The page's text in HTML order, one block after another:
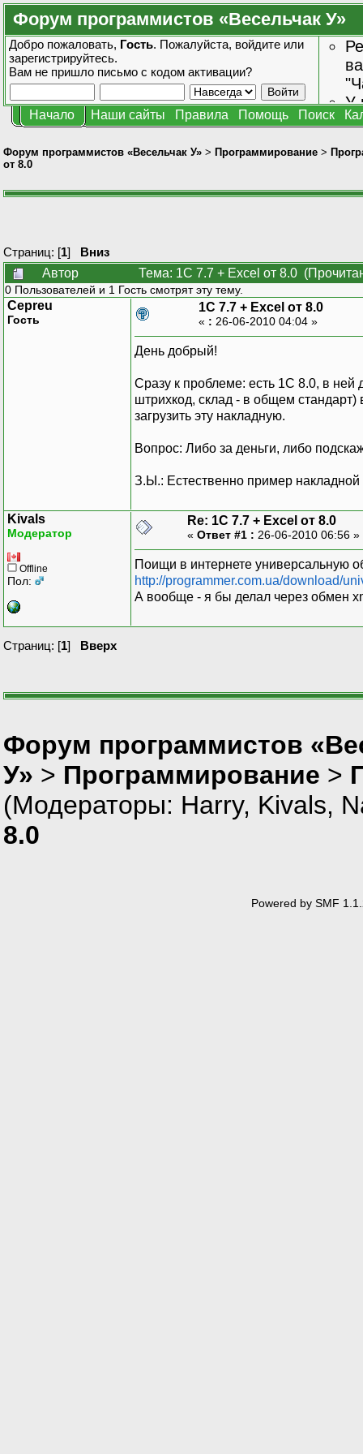
Форум программистов «Весельчак У»
Добро пожаловать, Гость. Пожалуйста, войдите или
зарегистрируйтесь.
Вам не пришло письмо с кодом активации?
У
Начало Наши сайты Правила Помощь Поиск
Форум программистов «Весельчак У» > Программирование >
от 8.0
Страниц: [1] Вниз
Автор
Тема: 1C 7.7 + Excel от 8.0
0 Пользователей и 1 Гость смотрят эту тему.
Cepreu
Гость
1C 7.7 + Excel от 8.0
« : 26-06-2010 04:04 »
День добрый!
Сразу к проблеме: есть 1С 8.0, в ней
штрихкод, склад - в общем
загрузить эту накладную.
Вопрос: Либо за деньги, либо
З.Ы.: Естественно пример накладной
Kivals
Модератор
Offline
Пол:
Re: 1C 7.7 + Excel от 8.0
« Ответ #1 : 26-06-2010 06:56 »
Поищи в интернете универсальную
http://programmer.com.ua/download/
А вообще - я бы делал через обмен
Страниц: [1] Вверх
Форум программистов
У» > Программирование >
(Модераторы: Harry, Kivals,
8.0
Powered by SMF